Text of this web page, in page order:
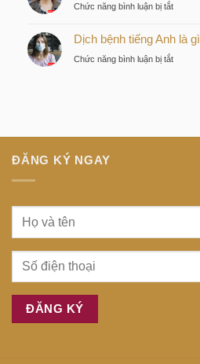
nhà
tư
gì
Chức năng bình luận bị tắtở
dịch
Dịch bệnh tiếng Anh là gì
Chức năng bình luận bị tắtở
là
ĐĂNG KÝ NGAY